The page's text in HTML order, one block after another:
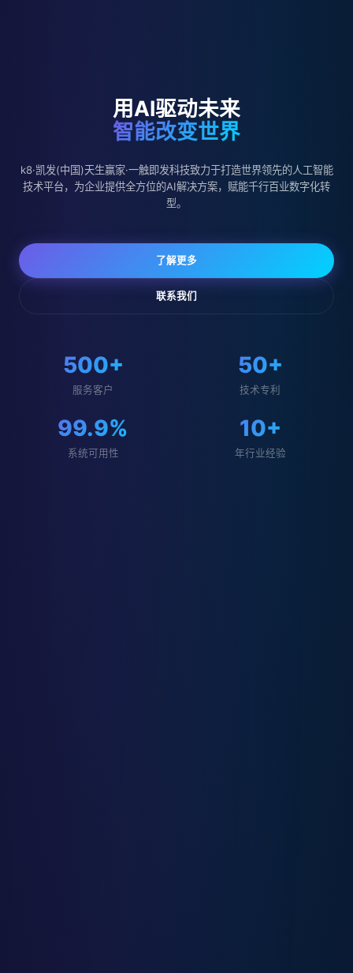
用AI驱动未来
智能改变世界
k8·凯发(中国)天生赢家·一触即发科技致力于打造世界领先的人工智能
技术平台，为企业提供全方位的AI解决方案，赋能千行百业数字化转
型。
了解更多
联系我们
500+
服务客户
50+
技术专利
99.9%
系统可用性
10+
年行业经验